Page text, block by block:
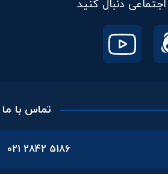
دنبال کنید
تماس با ما
021 2842 5186